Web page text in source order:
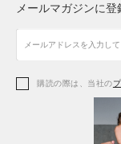
アクセサリー
アクセサリー
シューズ
アクセサリー
シューズ
メールマガジンに登
購読の際は、当社の